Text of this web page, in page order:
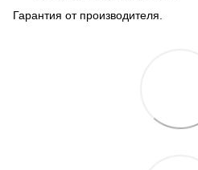
Гарантия от производителя.